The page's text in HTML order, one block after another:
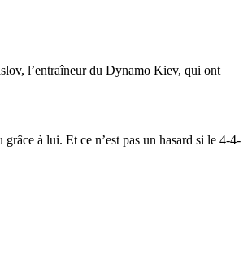
l’entraîneur du Dynamo Kiev, qui ont
à lui. Et ce n’est pas un hasard si le 4-4-